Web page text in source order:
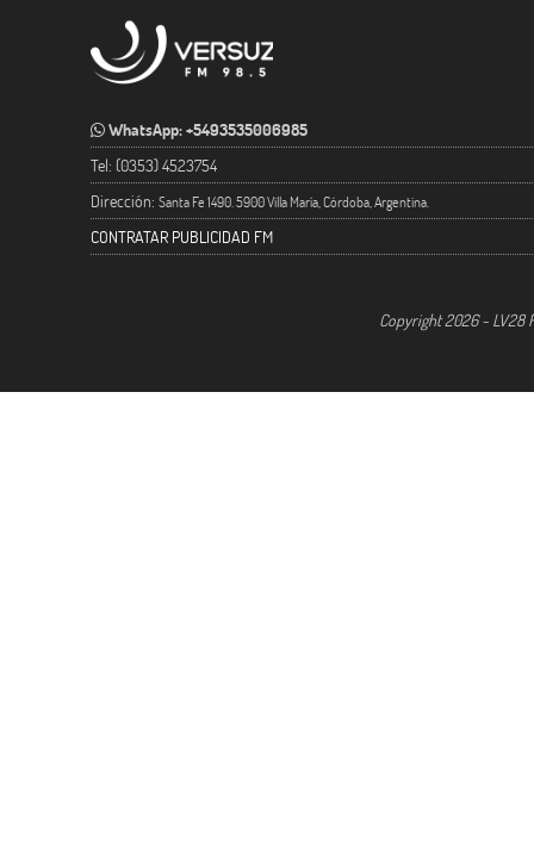
WhatsApp: +5493535006985
Tel: (0353) 4523754
Dirección: Santa Fe 1490. 5900 Villa María, Córdoba, Argentina.
CONTRATAR PUBLICIDAD FM
Copyright 2026 - LV28